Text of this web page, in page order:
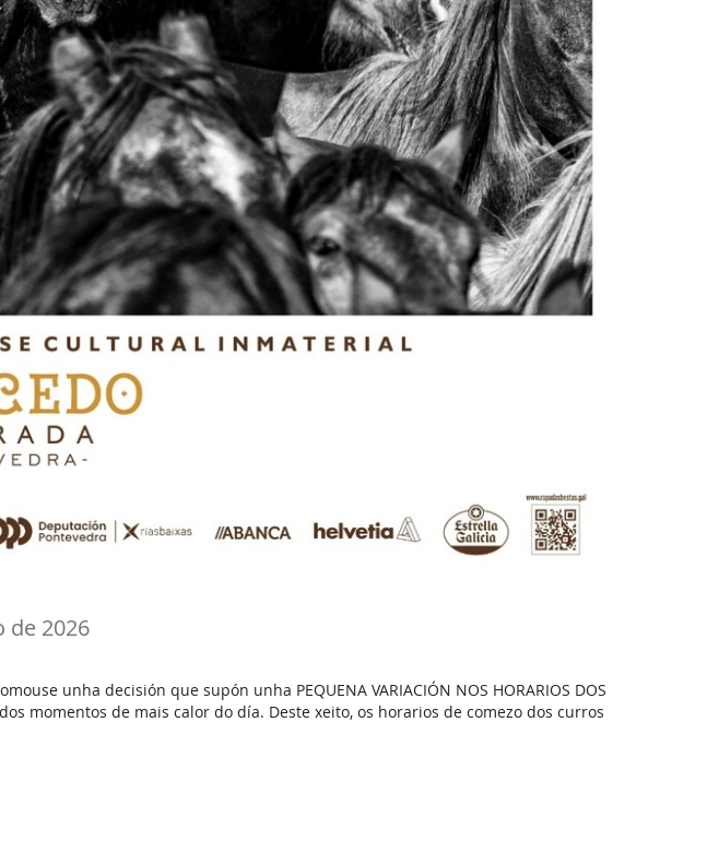
de 2026
unha decisión que supón unha PEQUENA VARIACIÓN NOS HORARIOS DOS
momentos de mais calor do día. Deste xeito, os horarios de comezo dos curros